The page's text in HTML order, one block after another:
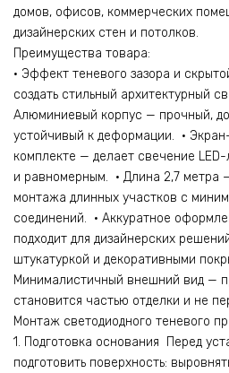
домов, офисов, коммерческих
дизайнерских стен и потолков.
Преимущества товара:
• Эффект теневого зазора и
создать стильный архитектурный
Алюминиевый корпус — прочный,
устойчивый к деформации. •
комплекте — делает свечение
и равномерным. • Длина 2,7 метра
монтажа длинных участков с
соединений. • Аккуратное
подходит для дизайнерских
штукатуркой и декоративными
Минималистичный внешний вид —
становится частью отделки и не
Монтаж светодиодного теневого
1. Подготовка основания Перед
подготовить поверхность: